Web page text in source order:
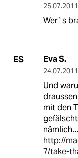
25.07.2011
Wer`s
ES Eva S.
24.07.2011
Und
mit den
http://
7/take-